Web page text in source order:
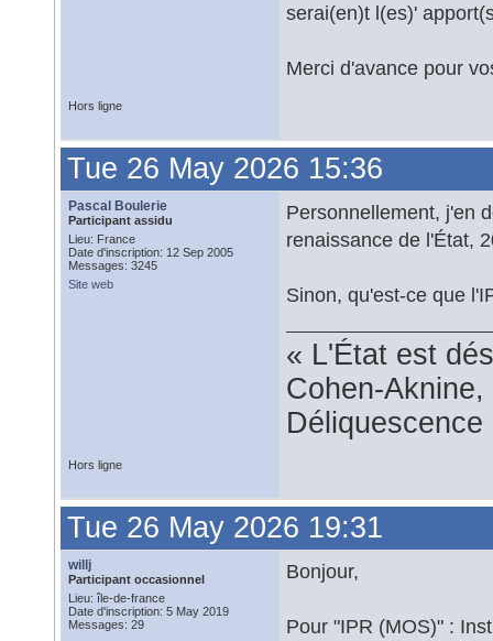
serai(en)t l(es)'
Merci d'avance pour
Hors ligne
Tue 26 May 2026 15:36
Pascal Boulerie
Participant assidu
Lieu: France
Date d'inscription: 12 Sep 2005
Messages: 3245
Site web
Personnellement, j'en
renaissance de l'État,
Sinon, qu'est-ce que
« L'État est
Cohen-
Hors ligne
Tue 26 May 2026 19:31
willj
Participant occasionnel
Lieu: île-de-france
Date d'inscription: 5 May 2019
Messages: 29
Bonjour,
Pour "IPR (MOS)" :